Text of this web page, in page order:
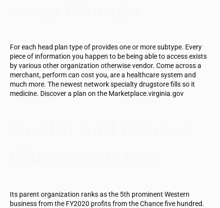
For each head plan type of provides one or more subtype. Every
piece of information you happen to be being able to access exists
by various other organization otherwise vendor. Come across a
merchant, perform can cost you, are a healthcare system and
much more. The newest network specialty drugstore fills so it
medicine. Discover a plan on the Marketplace.virginia.gov
Its parent organization ranks as the 5th prominent Western
business from the FY2020 profits from the Chance five hundred.